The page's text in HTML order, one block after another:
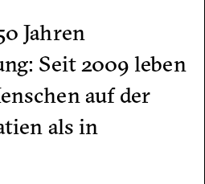
Jahren
Seit 2009 leben
auf der
als in